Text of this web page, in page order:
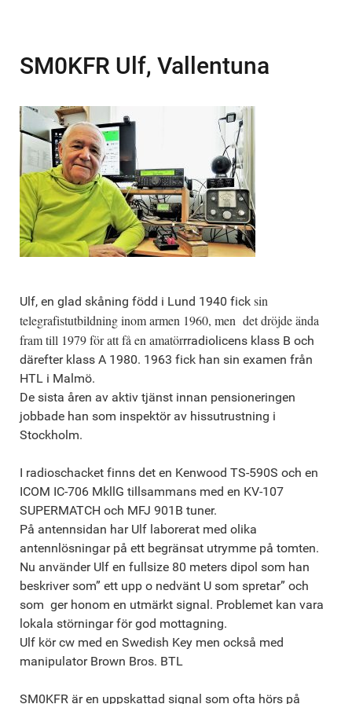
SM0KFR Ulf, Vallentuna
Ulf, en glad skåning född i Lund 1940 fick sin
telegrafistutbildning inom armen 1960, men det dröjde ända
fram till 1979 för att få en amatörrradiolicens klass B och
därefter klass A 1980. 1963 fick han sin examen från
HTL i Malmö.
De sista åren av aktiv tjänst innan pensioneringen
jobbade han som inspektör av hissutrustning i
Stockholm.
I radioschacket finns det en Kenwood TS-590S och en
ICOM IC-706 MkllG tillsammans med en KV-107
SUPERMATCH och MFJ 901B tuner.
På antennsidan har Ulf laborerat med olika
antennlösningar på ett begränsat utrymme på tomten.
Nu använder Ulf en fullsize 80 meters dipol som han
beskriver som” ett upp o nedvänt U som spretar” och
som ger honom en utmärkt signal. Problemet kan vara
lokala störningar för god mottagning.
Ulf kör cw med en Swedish Key men också med
manipulator Brown Bros. BTL
SM0KFR är en uppskattad signal som ofta hörs på